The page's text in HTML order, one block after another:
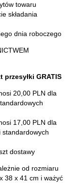
towaru
składania
dnia roboczego
przesyłki GRATIS
20,00 PLN dla
17,00 PLN dla
standardowych
dostawy
od rozmiaru
38 x 41 cm i ważyć